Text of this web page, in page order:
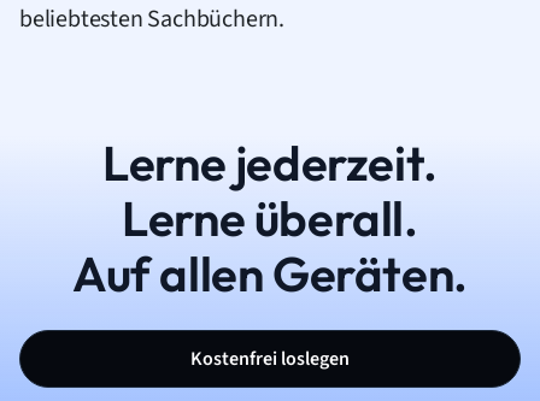
beliebtesten Sachbüchern.
Lerne jederzeit.
Lerne überall.
Auf allen Geräten.
Kostenfrei loslegen